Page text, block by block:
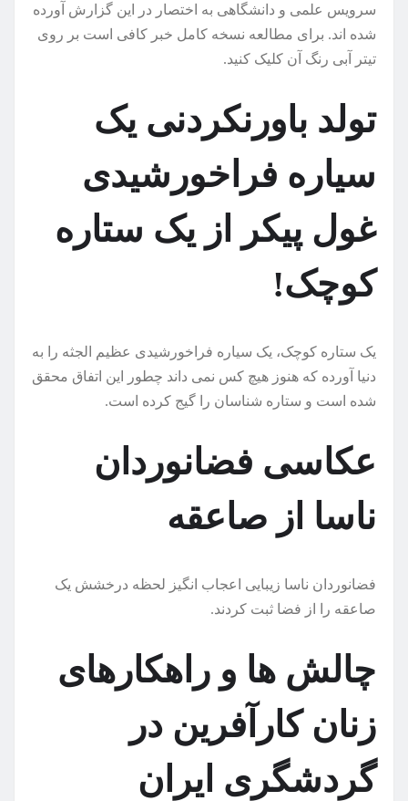
سرویس علمی و دانشگاهی به اختصار در این گزارش آورده
شده اند. برای مطالعه نسخه کامل خبر کافی است بر روی
تیتر آبی رنگ آن کلیک کنید.
تولد باورنکردنی یک
سیاره فراخورشیدی
غول پیکر از یک ستاره
کوچک!
یک ستاره کوچک، یک سیاره فراخورشیدی عظیم الجثه را به
دنیا آورده که هنوز هیچ کس نمی داند چطور این اتفاق محقق
شده است و ستاره شناسان را گیج کرده است.
عکاسی فضانوردان
ناسا از صاعقه
فضانوردان ناسا زیبایی اعجاب انگیز لحظه درخشش یک
صاعقه را از فضا ثبت کردند.
چالش ها و راهکارهای
زنان کارآفرین در
گردشگری ایران